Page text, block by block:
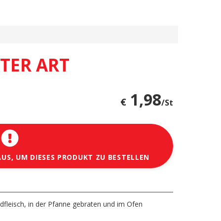
ART
€ 1,98/St
UM DIESES PRODUKT ZU BESTELLEN
in der Pfanne gebraten und im Ofen